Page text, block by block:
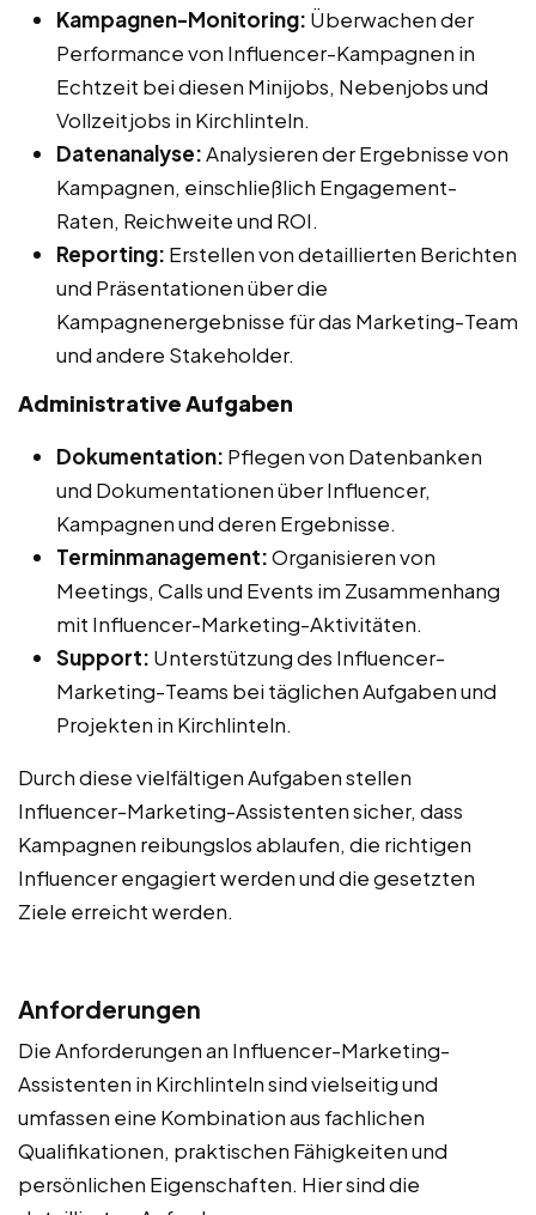
Kampagnen-Monitoring: Überwachen der
Performance von Influencer-Kampagnen in
Echtzeit bei diesen Minijobs, Nebenjobs und
Vollzeitjobs in Kirchlinteln.
Datenanalyse:Analysieren der Ergebnisse von
Kampagnen, einschließlich Engagement-
Raten, Reichweite und ROI.
Reporting: Erstellen von detaillierten Berichten
und Präsentationen über die
Kampagnenergebnisse für das Marketing-Team
und andere Stakeholder.
Administrative Aufgaben
Dokumentation: Pflegen von Datenbanken
und Dokumentationen über Influencer,
Kampagnen und deren Ergebnisse.
Terminmanagement:Organisieren von
Meetings, Calls und Events im Zusammenhang
mit Influencer-Marketing-Aktivitäten.
Support: Unterstützung des Influencer-
Marketing-Teams bei täglichen Aufgaben und
Projekten in Kirchlinteln.
Durch diese vielfältigen Aufgaben stellen
Influencer-Marketing-Assistenten sicher, dass
Kampagnen reibungslos ablaufen, die richtigen
Influencer engagiert werden und die gesetzten
Ziele erreicht werden.
Anforderungen
Die Anforderungen an Influencer-Marketing-
Assistenten in Kirchlinteln sind vielseitig und
umfassen eine Kombination aus fachlichen
Qualifikationen, praktischen Fähigkeiten und
persönlichen Eigenschaften. Hier sind die